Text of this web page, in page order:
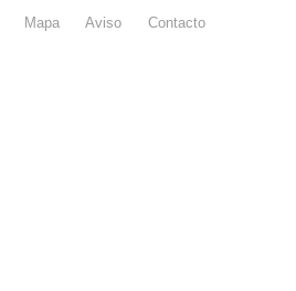
Nacional de
Seguridad
Mapa Aviso legalContacto